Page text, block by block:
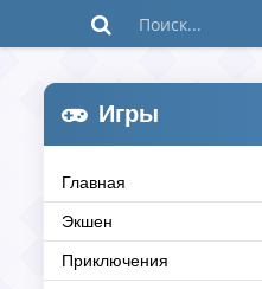
Игры
Главная
Экшен
Приключения